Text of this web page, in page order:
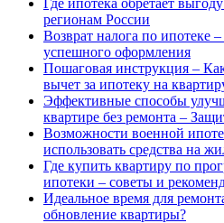
регионам России
Возврат налога по ипотеке
успешного оформления
Пошаговая инструкция –
вычет за ипотеку на
Эффективные способы
квартире без ремонта –
Возможности военной
использовать средства на
Где купить квартиру по
ипотеки – советы и
Идеальное время для
обновление квартиры?